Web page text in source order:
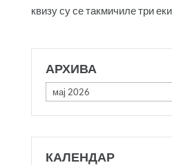
квизу су се такмичиле три
АРХИВА
Архива
КАЛЕНДАР